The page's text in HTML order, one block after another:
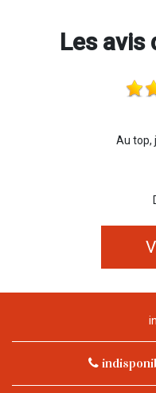
Les avis
Au top,